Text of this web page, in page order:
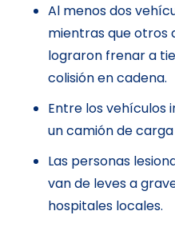
Al menos dos
mientras que otros
lograron frenar a
colisión en cadena.
Entre los vehículos
un camión de
Las personas
van de leves a
hospitales locales.